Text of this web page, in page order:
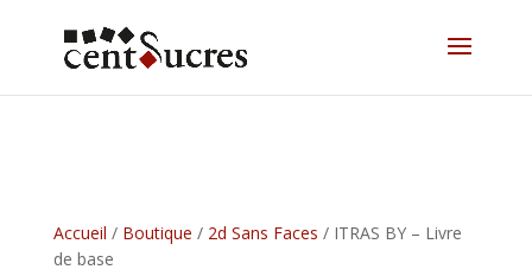
Accueil / Boutique / 2d Sans Faces / ITRAS BY – Livre
de base